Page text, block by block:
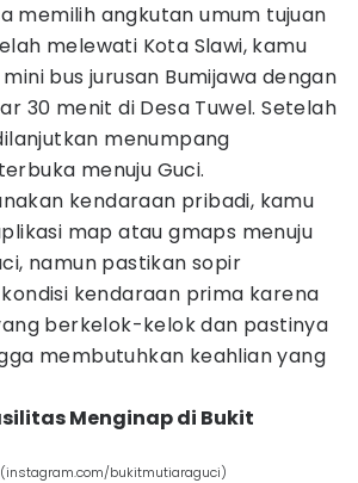
memilih angkutan umum tujuan
melewati Kota Slawi, kamu
bus jurusan Bumijawa dengan
30 menit di Desa Tuwel. Setelah
menumpang
menuju Guci.
kendaraan pribadi, kamu
map atau gmaps menuju
namun pastikan sopir
kendaraan prima karena
berkelok-kelok dan pastinya
membutuhkan keahlian yang
Menginap di Bukit
(instagram.com/bukitmutiaraguci)